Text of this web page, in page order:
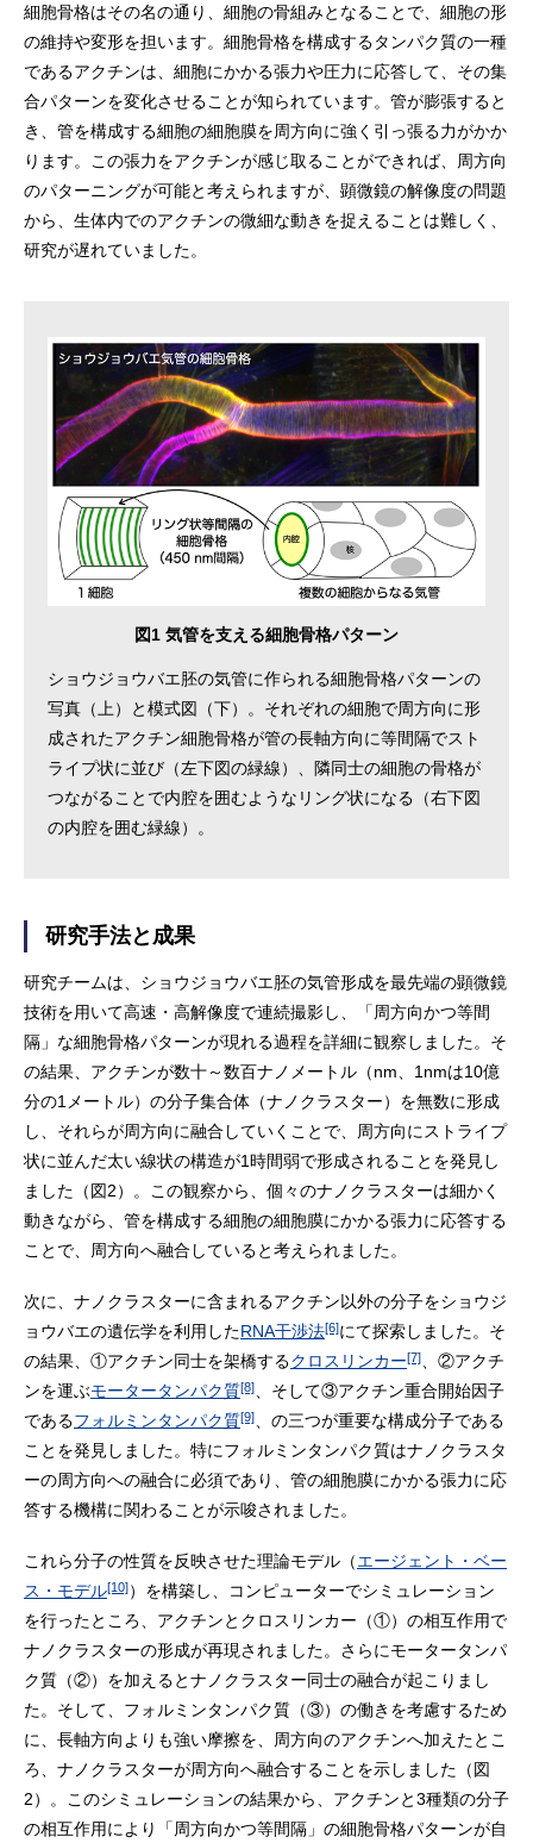
細胞骨格はその名の通り、細胞の骨組みとなることで、細胞の形
の維持や変形を担います。細胞骨格を構成するタンパク質の一種
であるアクチンは、細胞にかかる張力や圧力に応答して、その集
合パターンを変化させることが知られています。管が膨張すると
き、管を構成する細胞の細胞膜を周方向に強く引っ張る力がかか
ります。この張力をアクチンが感じ取ることができれば、周方向
のパターニングが可能と考えられますが、顕微鏡の解像度の問題
から、生体内でのアクチンの微細な動きを捉えることは難しく、
研究が遅れていました。
図1 気管を支える細胞骨格パターン
ショウジョウバエ胚の気管に作られる細胞骨格パターンの
写真（上）と模式図（下）。それぞれの細胞で周方向に形
成されたアクチン細胞骨格が管の長軸方向に等間隔でスト
ライプ状に並び（左下図の緑線）、隣同士の細胞の骨格が
つながることで内腔を囲むようなリング状になる（右下図
の内腔を囲む緑線）。
研究手法と成果
研究チームは、ショウジョウバエ胚の気管形成を最先端の顕微鏡
技術を用いて高速・高解像度で連続撮影し、「周方向かつ等間
隔」な細胞骨格パターンが現れる過程を詳細に観察しました。そ
の結果、アクチンが数十～数百ナノメートル（nm、1nmは10億
分の1メートル）の分子集合体（ナノクラスター）を無数に形成
し、それらが周方向に融合していくことで、周方向にストライプ
状に並んだ太い線状の構造が1時間弱で形成されることを発見し
ました（図2）。この観察から、個々のナノクラスターは細かく
動きながら、管を構成する細胞の細胞膜にかかる張力に応答する
ことで、周方向へ融合していると考えられました。
次に、ナノクラスターに含まれるアクチン以外の分子をショウジ
ョウバエの遺伝学を利用したRNA干渉法[6]にて探索しました。そ
の結果、①アクチン同士を架橋するクロスリンカー[7]
、②アクチ
ンを運ぶモータータンパク質[8]
、そして③アクチン重合開始因子
であるフォルミンタンパク質[9]
、の三つが重要な構成分子である
ことを発見しました。特にフォルミンタンパク質はナノクラスタ
ーの周方向への融合に必須であり、管の細胞膜にかかる張力に応
答する機構に関わることが示唆されました。
これら分子の性質を反映させた理論モデル（エージェント・ベー
ス・モデル[10]）を構築し、コンピューターでシミュレーション
を行ったところ、アクチンとクロスリンカー（①）の相互作用で
ナノクラスターの形成が再現されました。さらにモータータンパ
ク質（②）を加えるとナノクラスター同士の融合が起こりまし
た。そして、フォルミンタンパク質（③）の働きを考慮するため
に、長軸方向よりも強い摩擦を、周方向のアクチンへ加えたとこ
ろ、ナノクラスターが周方向へ融合することを示しました（図
2）。このシミュレーションの結果から、アクチンと3種類の分子
の相互作用により「周方向かつ等間隔」の細胞骨格パターンが自